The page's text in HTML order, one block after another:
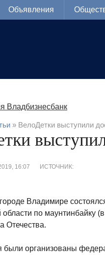
Объявления
» ВелоДетки выступили
16:07 ИСТОЧНИК:
Владимире
по маунтинбайку
Отечества.
организованы